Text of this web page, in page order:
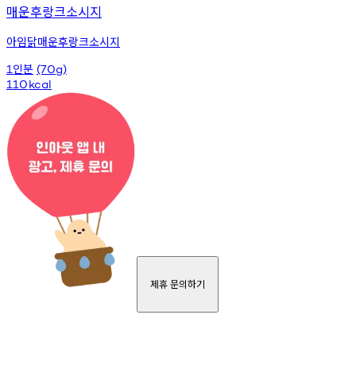
매운후랑크소시지
아임닭매운후랑크소시지
1 인분 (70g)
110kcal
제휴 문의하기